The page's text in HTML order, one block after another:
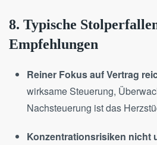
8. Typische
Empfehlungen
Reiner Fokus auf Vertrag
wirksame Steuerung,
Nachsteuerung ist das
Konzentrationsrisiken nicht